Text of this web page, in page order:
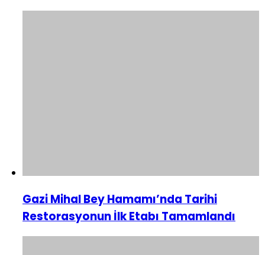
Gazi Mihal Bey Hamamı’nda Tarihi
Restorasyonun İlk Etabı Tamamlandı